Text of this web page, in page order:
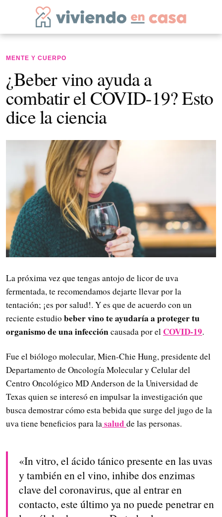
MENTE Y CUERPO
¿Beber vino ayuda a
combatir el COVID-19? Esto
dice la ciencia
La próxima vez que tengas antojo de licor de uva
fermentada, te recomendamos dejarte llevar por la
tentación; ¡es por salud!. Y es que de acuerdo con un
reciente estudio beber vino te ayudaría a proteger tu
organismo de una infeccióncausada por el COVID-19.
Fue el biólogo molecular, Mien-Chie Hung, presidente del
Departamento de Oncología Molecular y Celular del
Centro Oncológico MD Anderson de la Universidad de
Texas quien se interesó en impulsar la investigación que
busca demostrar cómo esta bebida que surge del jugo de la
uva tiene beneficios para lasalud de las personas.
«In vitro, el ácido tánico presente en las uvas
y también en el vino, inhibe dos enzimas
clave del coronavirus, que al entrar en
contacto, este último ya no puede penetrar en